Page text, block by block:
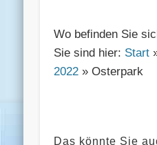
Wo befinden Sie
Sie sind hier: Start
2022 » Osterpark
Das könnte Sie